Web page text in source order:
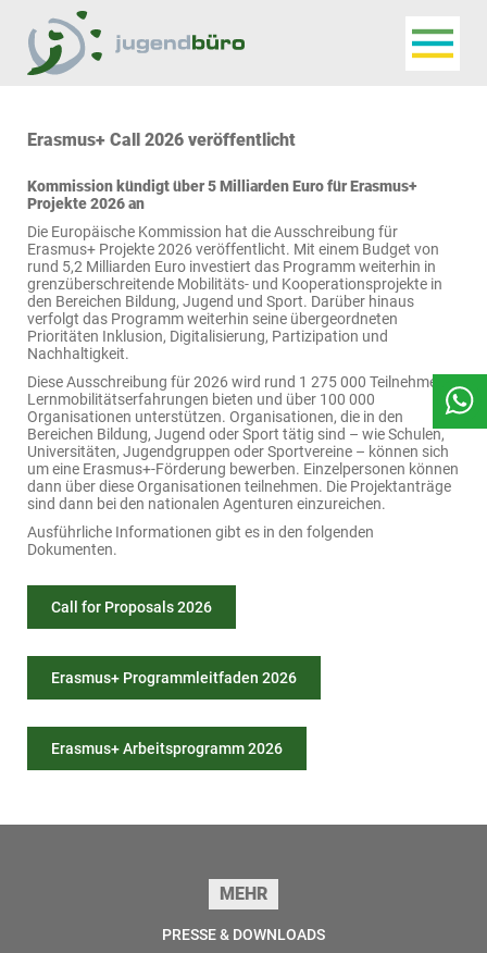
Erasmus+ Call 2026 veröffentlicht
Kommission kündigt über 5 Milliarden Euro fürErasmus+
Projekte 2026 an
Die Europäische Kommission hat die Ausschreibung für
Erasmus+ Projekte 2026 veröffentlicht. Mit einem Budget von
rund 5,2 Milliarden Euro investiert das Programm weiterhin in
grenzüberschreitende Mobilitäts- und Kooperationsprojekte in
den Bereichen Bildung, Jugend und Sport. Darüber hinaus
verfolgt das Programm weiterhin seine übergeordneten
Prioritäten Inklusion, Digitalisierung, Partizipation und
Nachhaltigkeit.
Diese Ausschreibung für 2026 wird rund 1 275 000 Teilnehmern
Lernmobilitätserfahrungen bieten und über 100 000
Organisationen unterstützen. Organisationen, die in den
Bereichen Bildung, Jugend oder Sport tätig sind – wie Schulen,
Universitäten, Jugendgruppen oder Sportvereine – können sich
um eine Erasmus+-Förderung bewerben. Einzelpersonen können
dann über diese Organisationen teilnehmen. Die Projektanträge
sind dann bei den nationalen Agenturen einzureichen.
Ausführliche Informationen gibt es in den folgenden
Dokumenten.
Call for Proposals 2026
Erasmus+ Programmleitfaden 2026
Erasmus+ Arbeitsprogramm 2026
MEHR
PRESSE & DOWNLOADS